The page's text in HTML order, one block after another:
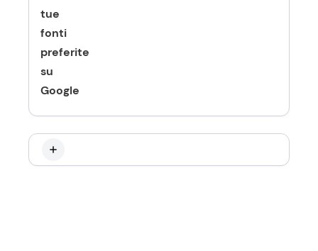
tue
fonti
preferite
su
Google